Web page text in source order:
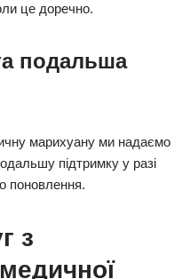
це доречно.
подальша
марихуану ми надаємо
підтримку у разі
поновлення.
з